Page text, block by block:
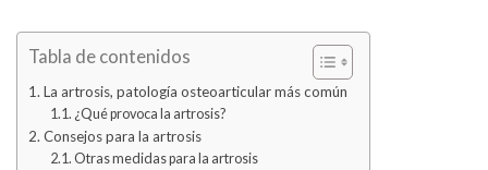
Tabla de contenidos
La artrosis, patología osteoarticular más común
¿Qué provoca la artrosis?
Consejos para la artrosis
Otras medidas para la artrosis